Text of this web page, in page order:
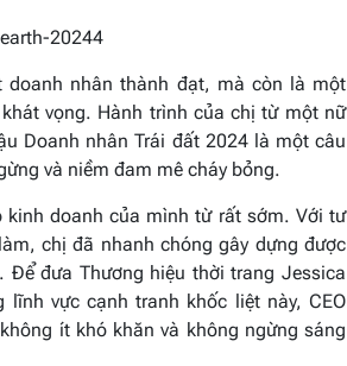
nhân thành đạt, mà còn là một
vọng. Hành trình của chị từ một nữ
Doanh nhân Trái đất 2024 là một câu
và niềm đam mê cháy bỏng.
doanh của mình từ rất sớm. Với tư
chị đã nhanh chóng gây dựng được
đưa Thương hiệu thời trang Jessica
vực cạnh tranh khốc liệt này, CEO
ít khó khăn và không ngừng sáng